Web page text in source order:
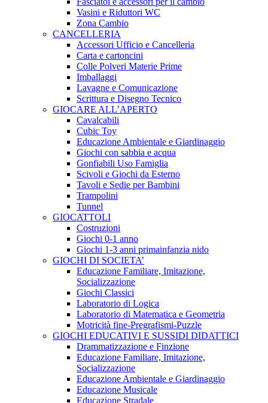
Vasini e Riduttori WC
Zona Cambio
CANCELLERIA
Accessori Ufficio e Cancelleria
Carta e cartoncini
Colle Polveri Materie Prime
Imballaggi
Lavagne e Comunicazione
Scrittura e Disegno Tecnico
GIOCARE ALL’APERTO
Cavalcabili
Cubic Toy
Educazione Ambientale e Giardinaggio
Giochi con sabbia e acqua
Gonfiabili Uso Famiglia
Scivoli e Giochi da Esterno
Tavoli e Sedie per Bambini
Trampolini
Tunnel
GIOCATTOLI
Costruzioni
Giochi 0-1 anno
Giochi 1-3 anni primainfanzia nido
GIOCHI DI SOCIETA’
Educazione Familiare, Imitazione,
Socializzazione
Giochi Classici
Laboratorio di Logica
Laboratorio di Matematica e Geometria
Motricità fine-Pregrafismi-Puzzle
GIOCHI EDUCATIVI E SUSSIDI DIDATTICI
Drammatizzazione e Finzione
Educazione Familiare, Imitazione,
Socializzazione
Educazione Ambientale e Giardinaggio
Educazione Musicale
Educazione Stradale